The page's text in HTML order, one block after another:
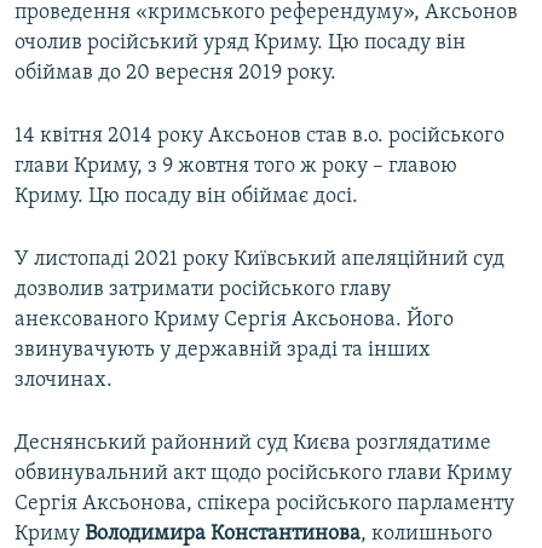
проведення «кримського референдуму», Аксьонов
очолив російський уряд Криму. Цю посаду він
обіймав до 20 вересня 2019 року.
14 квітня 2014 року Аксьонов став в.о. російського
глави Криму, з 9 жовтня того ж року – главою
Криму. Цю посаду він обіймає досі.
У листопаді 2021 року Київський апеляційний суд
дозволив затримати російського главу
анексованого Криму Сергія Аксьонова. Його
звинувачують у державній зраді та інших
злочинах.
Деснянський районний суд Києва розглядатиме
обвинувальний акт щодо російського глави Криму
Сергія Аксьонова, спікера російського парламенту
Криму Володимира Константинова, колишнього